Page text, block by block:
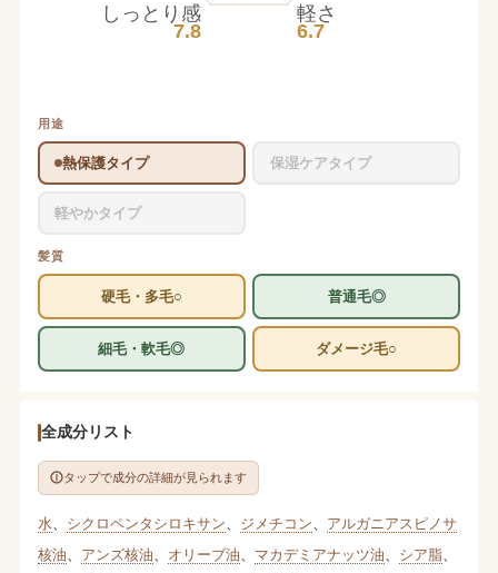
軽さ
6.7
しっとり感
7.8
用途
熱保護タイプ 保湿ケアタイプ
軽やかタイプ
髪質
硬毛・多毛○ 普通毛◎
細毛・軟毛◎ ダメージ毛○
全成分リスト
タップで成分の詳細が見られます
水 シクロペンタシロキサン ジメチコン
アルガニアスピノサ
核油
アンズ核油 オリーブ油 マカデミアナッツ油 シア脂、